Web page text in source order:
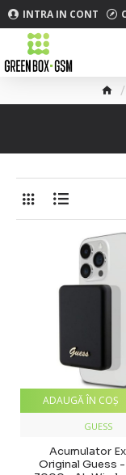
INTRA IN CONT
GUESS
Acumulator
Original Guess
ADAUGĂ ÎN COŞ